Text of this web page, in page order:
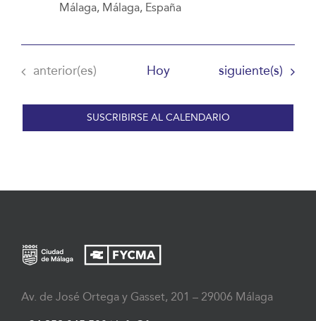
Málaga, Málaga, España
Eventos
anterior(es) Hoy Eventos
siguiente(s)
SUSCRIBIRSE AL CALENDARIO
Av. de José Ortega y Gasset, 201 – 29006 Málaga